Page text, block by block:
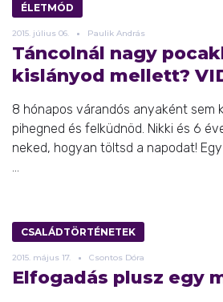
ÉLETMÓD
2015. július 06. Paulik András
Táncolnál nagy
kislányod mellett?
8 hónapos várandós anyaként sem
pihegned és felküdnöd. Nikki és 6
neked, hogyan töltsd a napodat!
CSALÁDTÖRTÉNETEK
2015. május 17. Csontos Dóra
Elfogadás plusz egy